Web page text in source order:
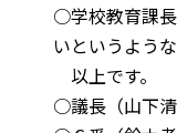
○学校教育課
いというよう
以上です。
○議長（山下